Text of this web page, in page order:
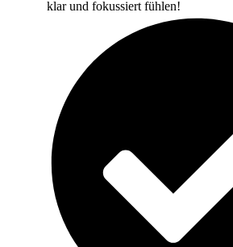
klar und fokussiert fühlen!